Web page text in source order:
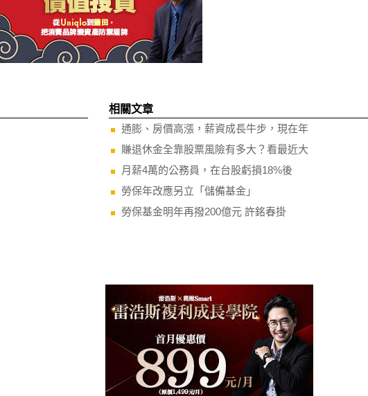
相關文章
通膨、房價高漲，薪資成長牛步，現在年
賺退休金全靠股票風險有多大？看最近大
月薪4萬的公務員，在台股虧損18%後
勞保年改應另立「儲備基金」
勞保基金明年再撥200億元 許銘春掛